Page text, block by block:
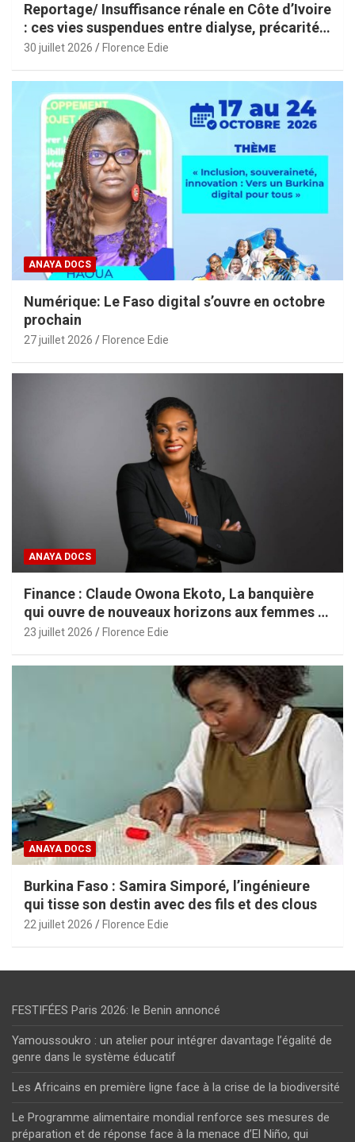
Reportage/ Insuffisance rénale en Côte d’Ivoire
: ces vies suspendues entre dialyse, précarité
et espoir
30 juillet 2026 Florence Edie
ANAYA DOCS
Numérique: Le Faso digital s’ouvre en octobre
prochain
27 juillet 2026 Florence Edie
ANAYA DOCS
Finance : Claude Owona Ekoto, La banquière
qui ouvre de nouveaux horizons aux femmes et
aux PME africaines
23 juillet 2026 Florence Edie
ANAYA DOCS
Burkina Faso : Samira Simporé, l’ingénieure
qui tisse son destin avec des fils et des clous
22 juillet 2026 Florence Edie
FESTIFÉES Paris 2026: le Benin annoncé
Yamoussoukro : un atelier pour intégrer davantage l’égalité de
genre dans le système éducatif
Les Africains en première ligne face à la crise de la biodiversité
Le Programme alimentaire mondial renforce ses mesures de
préparation et de réponse face à la menace d’El Niño, qui